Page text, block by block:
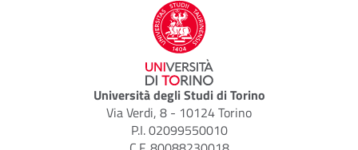
Università degli Studi di Torino
Via Verdi, 8 - 10124 Torino
P.I. 02099550010